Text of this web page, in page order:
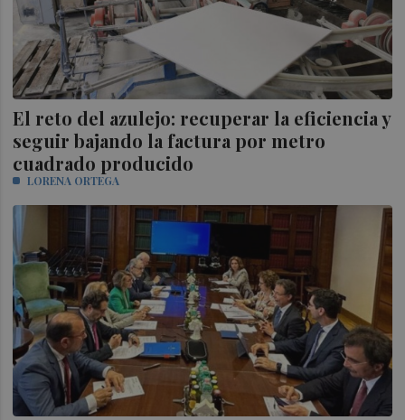
El reto del azulejo: recuperar la eficiencia y
seguir bajando la factura por metro
cuadrado producido
LORENA ORTEGA